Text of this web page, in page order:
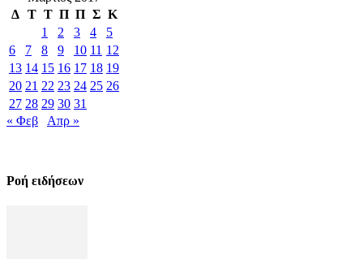
Δ Τ Τ Π Π Σ Κ
1
2 3 4
5
6
7 8 9 10 11 12
13 14 15 16 17 18 19
20 21 22 23 24 25 26
27 28 29 30 31
« Φεβ
Απρ »
Ροή ειδήσεων